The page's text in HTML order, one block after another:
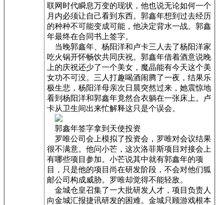
联网时代瞬息万变的现状，他也说无论如何一个
月内必须让自己看到东西。郭鑫年想到过去经历
的种种不可能变成可能，他决定背水一战。郭鑫
年最终在合同书上签字。
当晚郭鑫年、杨阳洋和卢卡三人去了杨阳洋家
吃火锅开怀畅饮共同庆祝。郭鑫年借着酒意说晚
上的庆祝还少了一个美女，魔晶能有今天这个美
女功不可没。三人打趣喝酒闹腾了一夜，结果乐
极生悲，杨阳洋母亲次日晨突然过来，她震惊地
看到杨阳洋和郭鑫年竟然合衣躺在一张床上。卢
卡从卫生间出来忙解释这只是个误会。
郭鑫年签字拿到天使投资
罗唯公司会上模拟了投资会，罗唯对会议结果
很不满意。他问小芒，这次洛菲斯项目对接会上
有哪些项目参加。小芒说其中就有郭鑫年的项
目，只是他的项目尚在研发阶段，不会对他们狐
邮公司构成威胁。罗唯却觉得不能轻敌。
金城仓皇召集了一大批研发人才，项目负责人
向金城汇报捷讯研发的困难。金城只顾游戏根本